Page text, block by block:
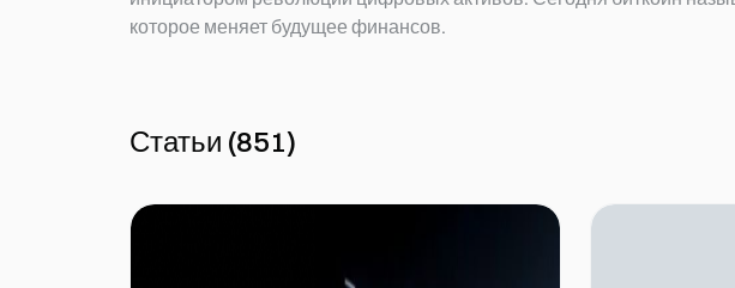
которое меняет будущее финансов.
Статьи (851)